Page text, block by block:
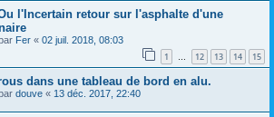
l'Incertain retour sur l'asphalte d'une
Fer « 02 juil. 2018, 08:03
1 … 12 13 14 15
dans une tableau de bord en alu.
douve « 13 déc. 2017, 22:40